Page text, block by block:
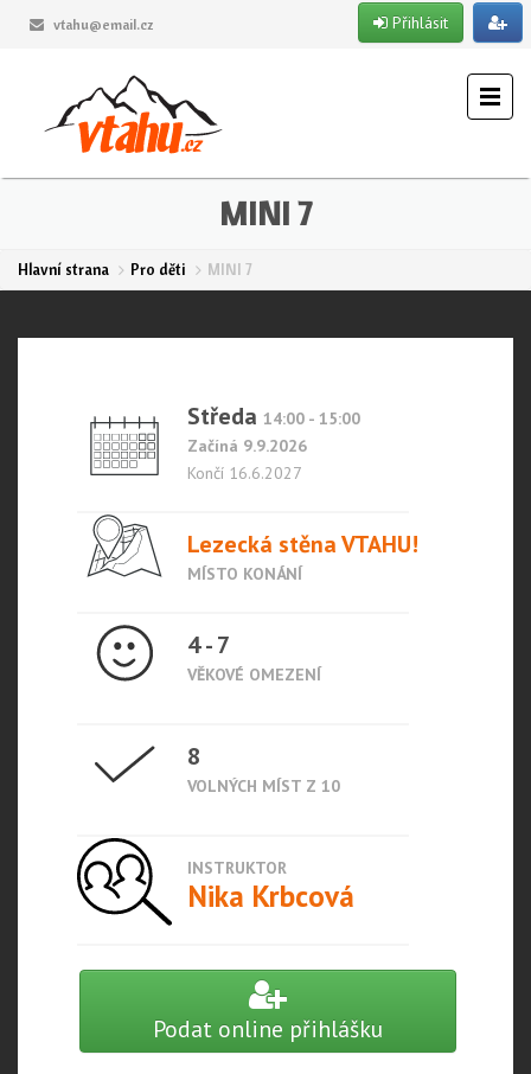
vtahu@email.cz Přihlásit
MINI 7
Hlavní strana Pro děti MINI 7
Středa 14:00 - 15:00
Začíná 9.9.2026
Končí 16.6.2027
Lezecká stěna VTAHU!
MÍSTO KONÁNÍ
4 - 7
VĚKOVÉ OMEZENÍ
8
VOLNÝCH MÍST Z 10
INSTRUKTOR
Nika Krbcová
Podat online přihlášku